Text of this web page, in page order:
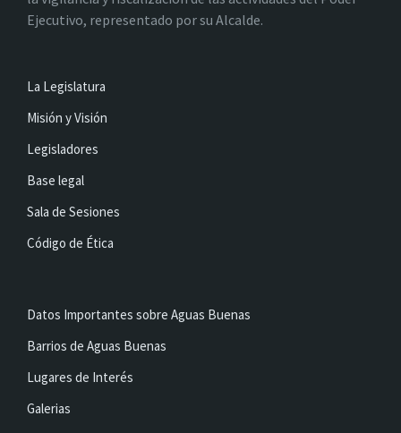
Ejecutivo, representado por su Alcalde.
La Legislatura
Misión y Visión
Legisladores
Base legal
Sala de Sesiones
Código de Ética
Datos Importantes sobre Aguas Buenas
Barrios de Aguas Buenas
Lugares de Interés
Galerias